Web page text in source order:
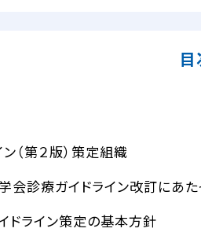
目
（第２版）策定組織
会診療ガイドライン改訂にあた
ドライン策定の基本方針